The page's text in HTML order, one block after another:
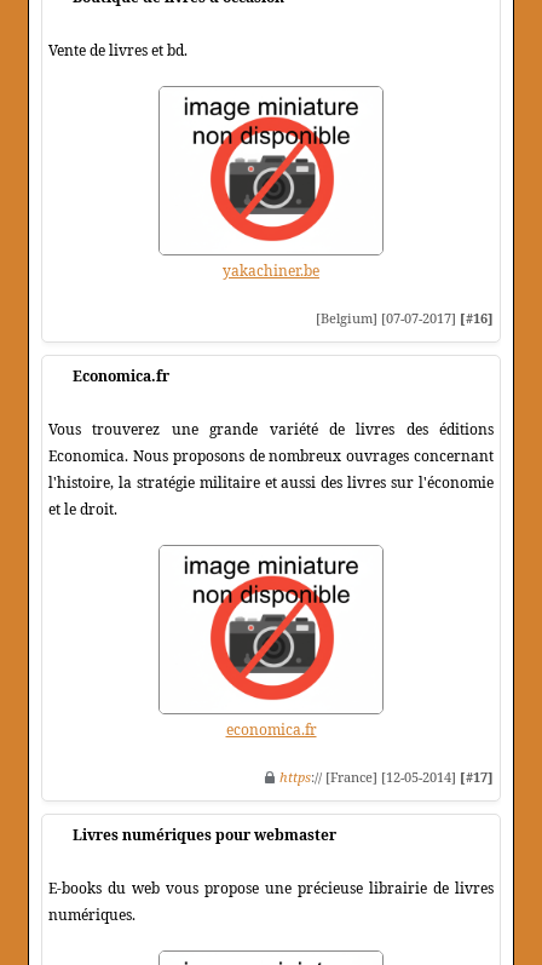
Vente de livres et bd.
yakachiner.be
[Belgium] [07-07-2017] [#16]
Economica.fr
Vous trouverez une grande variété de livres des éditions
Economica. Nous proposons de nombreux ouvrages concernant
l'histoire, la stratégie militaire et aussi des livres sur l'économie
et le droit.
economica.fr
https:// [France] [12-05-2014] [#17]
Livres numériques pour webmaster
E-books du web vous propose une précieuse librairie de livres
numériques.